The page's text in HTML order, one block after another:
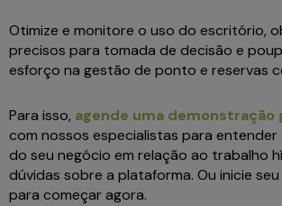
Otimize e monitore o uso do escritório,
precisos para tomada de decisão e
esforço na gestão de ponto e reservas
Para isso, agende uma demonstração
com nossos especialistas para
do seu negócio em relação ao trabalho
dúvidas sobre a plataforma. Ou inicie seu
para começar agora.